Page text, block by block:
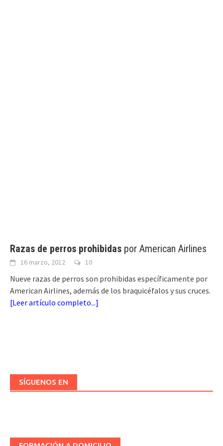
Razas de perros prohibidas por American Airlines
16 marzo, 2012 10
Nueve razas de perros son prohibidas específicamente por
American Airlines, además de los braquicéfalos y sus cruces.
[Leer artículo completo...]
SÍGUENOS EN